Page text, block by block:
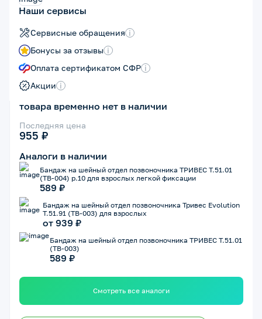
Наши сервисы
Сервисные обращения i
Бонусы за отзывы i
Оплата сертификатом СФР i
Акции i
товара временно нет в наличии
Последняя цена
955 ₽
Аналоги в наличии
Бандаж на шейный отдел позвоночника ТРИВЕС Т.51.01
(ТВ-004) р.10 для взрослых легкой фиксации
589 ₽
Бандаж на шейный отдел позвоночника Тривес Evolution
Т.51.91 (ТВ-003) для взрослых
от 939 ₽
Бандаж на шейный отдел позвоночника ТРИВЕС Т.51.01
(ТВ-003)
589 ₽
Смотреть все аналоги